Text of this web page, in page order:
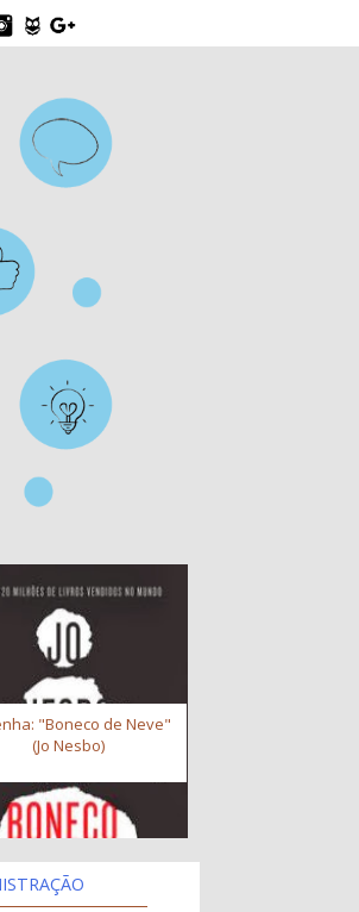
"Boneco de Neve"
(Jo Nesbo)